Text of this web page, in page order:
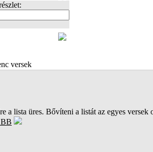
versek
a lista üres. Bővíteni a listát az egyes versek